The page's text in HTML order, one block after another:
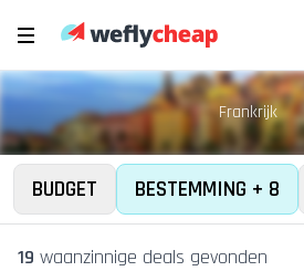
Frankrijk
BUDGET BESTEMMING + 8
19 waanzinnige deals gevonden